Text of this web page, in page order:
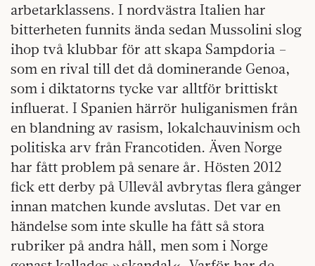
arbetarklassens. I nordvästra Italien har
bitterheten funnits ända sedan Mussolini slog
ihop två klubbar för att skapa Sampdoria –
som en rival till det då dominerande Genoa,
som i diktatorns tycke var alltför brittiskt
influerat. I Spanien härrör huliganismen från
en blandning av rasism, lokalchauvinism och
politiska arv från Francotiden. Även Norge
har fått problem på senare år. Hösten 2012
fick ett derby på Ullevål avbrytas flera gånger
innan matchen kunde avslutas. Det var en
händelse som inte skulle ha fått så stora
rubriker på andra håll, men som i Norge